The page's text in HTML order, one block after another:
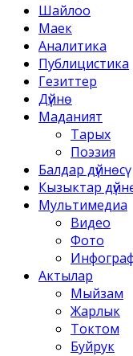
Шайлоо
Маек
Аналитика
Публицистика
Гезиттер
Дүйнө
Маданият
Тарых
Поэзия
Балдар дүйнөсү
Кызыктар
Мультимедиа
Видео
Фото
Актылар
Мыйзам
Жарлык
Токтом
Буйрук